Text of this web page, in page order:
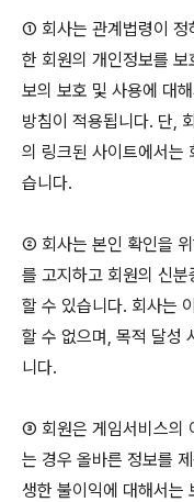
① 회사는 관계법령이 정
한 회원의 개인정보를
보의 보호 및 사용에 대
방침이 적용됩니다. 단,
의 링크된 사이트에서는
습니다.
② 회사는 본인 확인을
를 고지하고 회원의 신
할 수 있습니다. 회사는
할 수 없으며, 목적 달성
니다.
③ 회원은 게임서비스의
는 경우 올바른 정보를
생한 불이익에 대해서는